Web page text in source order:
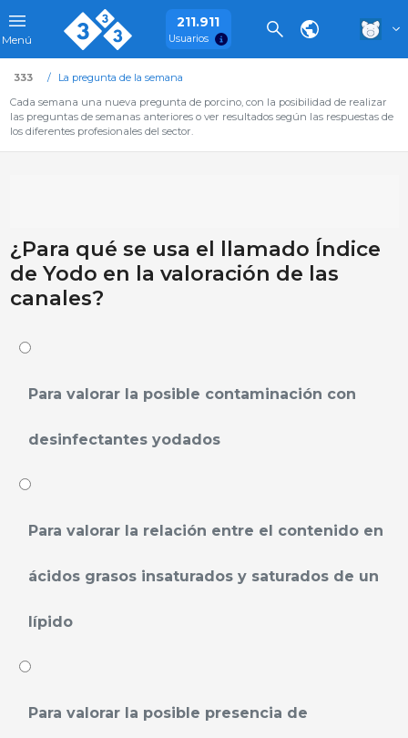
Menú
211.911
Usuarios
333
La pregunta de la semana
Cada semana una nueva pregunta de porcino, con la posibilidad de realizar
las preguntas de semanas anteriores o ver resultados según las respuestas de
los diferentes profesionales del sector.
¿Para qué se usa el llamado Índice
de Yodo en la valoración de las
canales?
Para valorar la posible contaminación con
desinfectantes yodados
Para valorar la relación entre el contenido en
ácidos grasos insaturados y saturados de un
lípido
Para valorar la posible presencia de